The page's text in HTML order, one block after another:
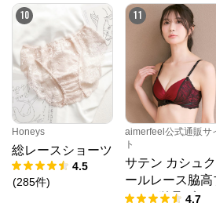
10
Honeys
総レースショーツ
4.5
(285件)
11
aimerfeel公式通販サ
ト
サテン カシュク
ールレース脇高
ラ(R) 単品ブラジ
4.7